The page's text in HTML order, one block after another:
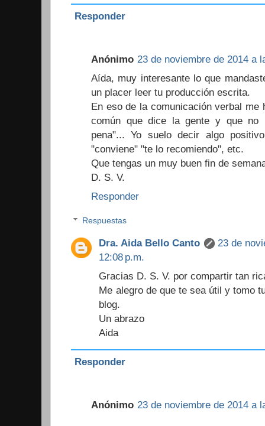
Responder
Anónimo 23 de noviembre de 2014 a
Aída, muy interesante lo que
un placer leer tu producción escrita.
En eso de la comunicación verbal
común que dice la gente y que no
pena"... Yo suelo decir algo
"conviene" "te lo recomiendo", etc.
Que tengas un muy buen fin de
D. S. V.
Responder
Respuestas
Dra. Aida Bello Canto
23 de
12:08 p.m.
Gracias D. S. V. por compartir tan
Me alegro de que te sea útil y tomo
blog.
Un abrazo
Aida
Responder
Anónimo 23 de noviembre de 2014 a